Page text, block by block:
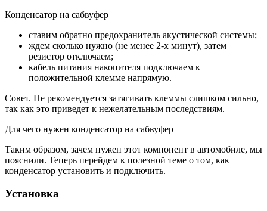
Конденсатор на сабвуфер
ставим обратно предохранитель акустической системы;
ждем сколько нужно (не менее 2-х минут), затем
резистор отключаем;
кабель питания накопителя подключаем к
положительной клемме напрямую.
Совет. Не рекомендуется затягивать клеммы слишком сильно,
так как это приведет к нежелательным последствиям.
Для чего нужен конденсатор на сабвуфер
Таким образом, зачем нужен этот компонент в автомобиле, мы
пояснили. Теперь перейдем к полезной теме о том, как
конденсатор установить и подключить.
Установка